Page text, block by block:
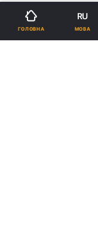
ГОЛОВНА
RU
МОВА